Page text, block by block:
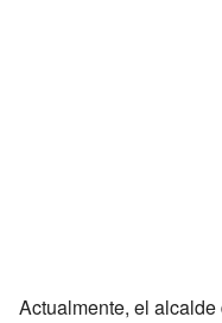
Actualmente, el